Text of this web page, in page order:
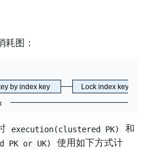
耗图：
by index key
Lock index key
execution(clustered PK) 和
PK or UK)
使用如下方式计